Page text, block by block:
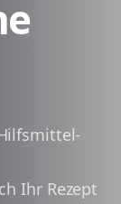
Ihr Rezept